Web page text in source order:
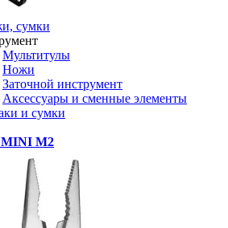
сумки
Мультитулы
Ножи
Заточной инструмент
Аксессуары и сменные элементы
и сумки
MINI M2